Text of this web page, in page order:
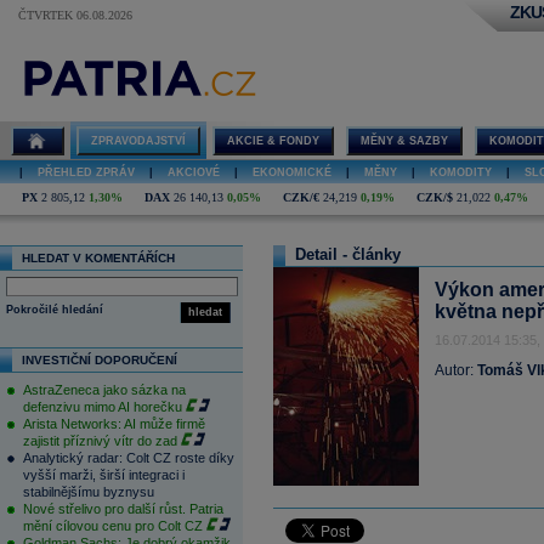
ČTVRTEK 06.08.2026
ZPRAVODAJSTVÍ AKCIE & FONDY MĚNY & SAZBY
PŘEHLED ZPRÁV AKCIOVÉ EKONOMICKÉ MĚNY KOMODITY
PX 2 805,12 1,30% DAX 26 140,13 0,05% CZK/€ 24,219 0,19% CZK/$ 21,022 0,47%
HLEDAT V KOMENTÁŘÍCH
hledat
Pokročilé hledání
INVESTIČNÍ DOPORUČENÍ
AstraZeneca jako sázka na
defenzivu mimo AI horečku
Arista Networks: AI může firmě
zajistit příznivý vítr do zad
Analytický radar: Colt CZ roste díky
vyšší marži, širší integraci i
stabilnějšímu byznysu
Nové střelivo pro další růst. Patria
mění cílovou cenu pro Colt CZ
Detail - články
Výkon
května
16.07.2014 15:35,
Autor: Tomáš